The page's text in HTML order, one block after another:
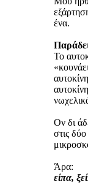
ένα.
Το
Ον δι
στις
Άρα:
είπα,